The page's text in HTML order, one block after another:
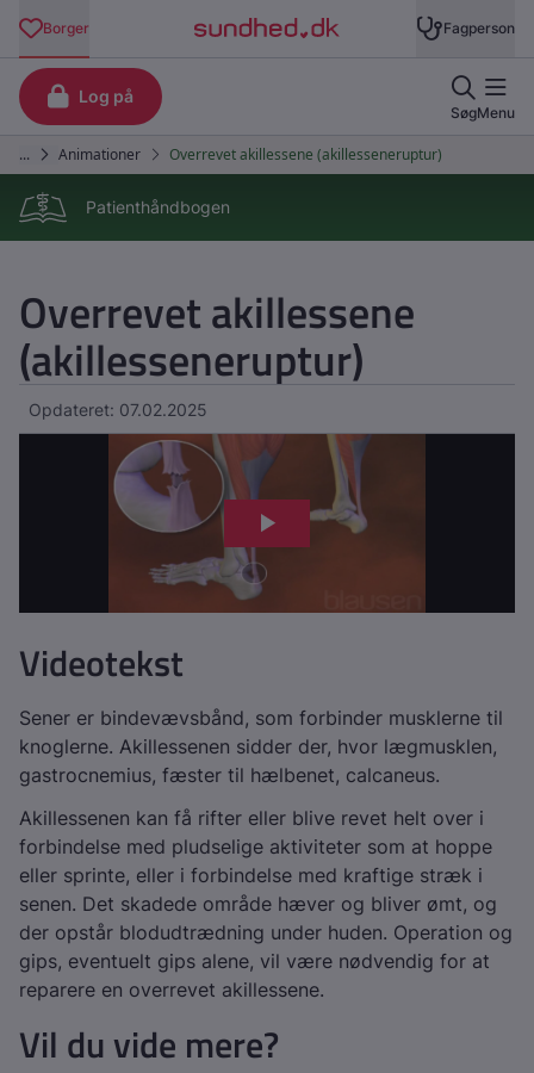
Patienthåndbogen
Overrevet akillessene
(akillesseneruptur)
Opdateret: 07.02.2025
Videotekst
Sener er bindevævsbånd, som forbinder musklerne til
knoglerne. Akillessenen sidder der, hvor lægmusklen,
gastrocnemius, fæster til hælbenet, calcaneus.
Akillessenen kan få rifter eller blive revet helt over i
forbindelse med pludselige aktiviteter som at hoppe
eller sprinte, eller i forbindelse med kraftige stræk i
senen. Det skadede område hæver og bliver ømt, og
der opstår blodudtrædning under huden. Operation og
gips, eventuelt gips alene, vil være nødvendig for at
reparere en overrevet akillessene.
Vil du vide mere?